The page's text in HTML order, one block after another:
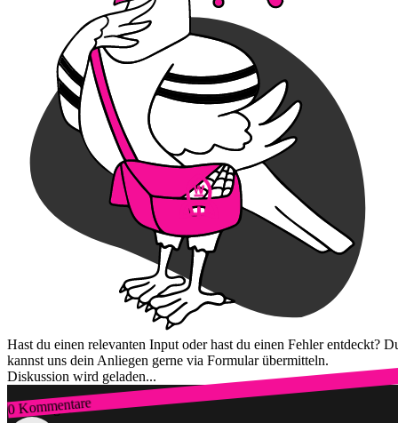
Hast du einen relevanten Input oder hast du einen Fehler entdeckt?
kannst uns dein Anliegen gerne via Formular übermitteln.
Diskussion wird geladen...
0 Kommentare
Zum Login